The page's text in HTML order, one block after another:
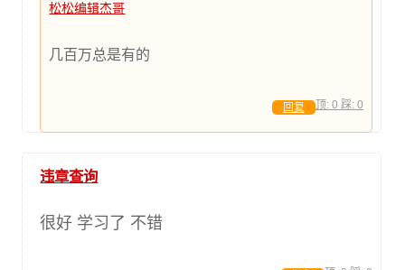
松松编辑杰哥
几百万总是有的
顶: 0 踩: 0
回复
违章查询
很好 学习了 不错